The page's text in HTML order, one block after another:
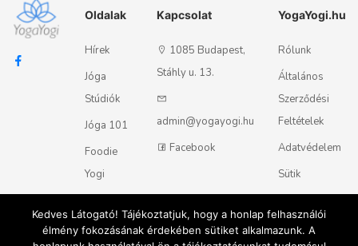
Oldalak
Hírek
Jóga
Stúdiók
Jóga 101
Foodie
Yogi
Kapcsolat
1085 Budapest,
Stáhly u. 13.
admin@yogayogi.hu
Facebook
YogaYogi.hu
Rólunk
Általános
Szerződési
Feltételek
Adatvédelem
Sütik
Kedves Látogató! Tájékoztatjuk, hogy a honlap felhasználói
élmény fokozásának érdekében sütiket alkalmazunk. A